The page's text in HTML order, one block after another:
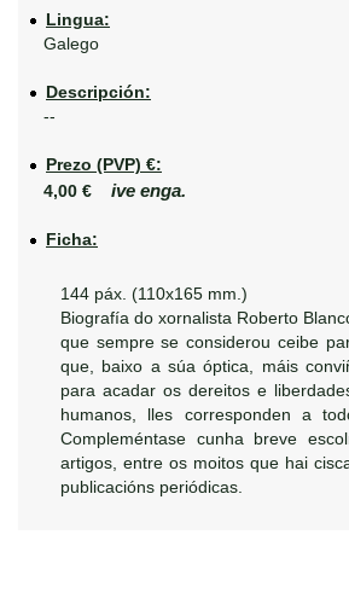
Lingua:
Galego
Descripción:
--
Prezo (PVP) €:
4,00 € ive enga.
Ficha:
144 páx. (110x165 mm.)
Biografía do xornalista Roberto
que sempre se considerou ceibe
que, baixo a súa óptica, máis
para acadar os dereitos e
humanos, lles corresponden a
Compleméntase cunha breve
artigos, entre os moitos que hai
publicacións periódicas.